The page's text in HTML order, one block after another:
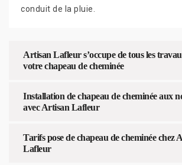
conduit de la pluie.
Artisan Lafleur s’occupe de tous les
votre chapeau de cheminée
Installation de chapeau de cheminée aux
avec Artisan Lafleur
Tarifs pose de chapeau de cheminée chez
Lafleur